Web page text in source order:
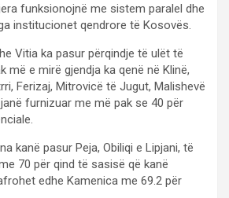
funksionojnë me sistem paralel dhe
institucionet qendrore të Kosovës.
Vitia ka pasur përqindje të ulët të
më e mirë gjendja ka qenë në Klinë,
Ferizaj, Mitrovicë të Jugut, Malishevë
furnizuar me më pak se 40 për
kanë pasur Peja, Obiliqi e Lipjani, të
70 për qind të sasisë që kanë
edhe Kamenica me 69.2 për